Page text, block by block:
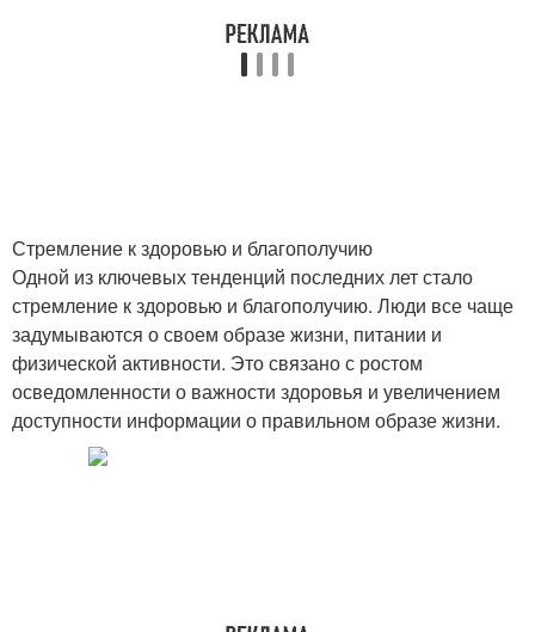
Стремление к здоровью и благополучию
Одной из ключевых тенденций последних лет стало
стремление к здоровью и благополучию. Люди все чаще
задумываются о своем образе жизни, питании и
физической активности. Это связано с ростом
осведомленности о важности здоровья и увеличением
доступности информации о правильном образе жизни.